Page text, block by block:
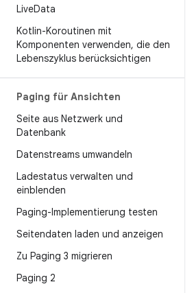
LiveData
Kotlin-Koroutinen mit
Komponenten verwenden, die den
Lebenszyklus berücksichtigen
Paging für Ansichten
Seite aus Netzwerk und
Datenbank
Datenstreams umwandeln
Ladestatus verwalten und
einblenden
Paging-Implementierung testen
Seitendaten laden und anzeigen
Zu Paging 3 migrieren
Paging 2